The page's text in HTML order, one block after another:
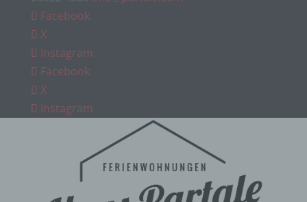
Facebook
X
Instagram
Facebook
X
Instagram